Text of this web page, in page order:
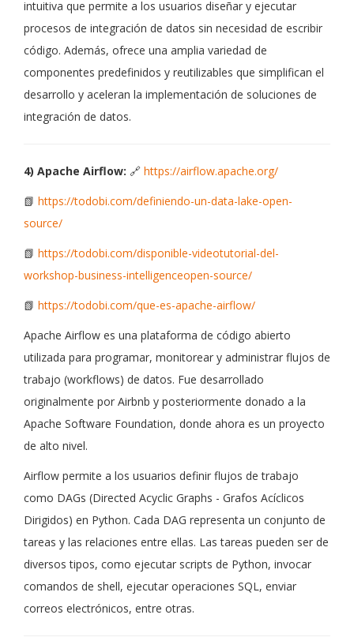
intuitiva que permite a los usuarios diseñar y ejecutar
procesos de integración de datos sin necesidad de escribir
código. Además, ofrece una amplia variedad de
componentes predefinidos y reutilizables que simplifican el
desarrollo y aceleran la implementación de soluciones de
integración de datos.
4) Apache Airflow: 🔗 https://airflow.apache.org/
📗 https://todobi.com/definiendo-un-data-lake-open-
source/
📗 https://todobi.com/disponible-videotutorial-del-
workshop-business-intelligenceopen-source/
📗 https://todobi.com/que-es-apache-airflow/
Apache Airflow es una plataforma de código abierto
utilizada para programar, monitorear y administrar flujos de
trabajo (workflows) de datos. Fue desarrollado
originalmente por Airbnb y posteriormente donado a la
Apache Software Foundation, donde ahora es un proyecto
de alto nivel.
Airflow permite a los usuarios definir flujos de trabajo
como DAGs (Directed Acyclic Graphs - Grafos Acíclicos
Dirigidos) en Python. Cada DAG representa un conjunto de
tareas y las relaciones entre ellas. Las tareas pueden ser de
diversos tipos, como ejecutar scripts de Python, invocar
comandos de shell, ejecutar operaciones SQL, enviar
correos electrónicos, entre otras.